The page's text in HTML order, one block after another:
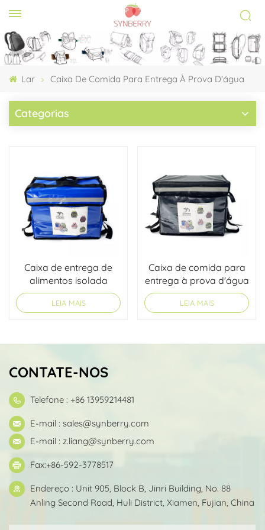
Lar Caixa De Comida Para Entrega À Prova D'água
Categorias
Caixa de entrega de
alimentos isolada
personalizada para
bicicletas
LEIA MAIS
Caixa de comida para
entrega à prova d'água
personalizada
LEIA MAIS
CONTATE-NOS
Telefone : +86 13959214481
E-mail : sales@synberry.com
E-mail : z.liang@synberry.com
Fax:+86-592-3778517
Endereço : Unit 905, Block B, Jinri Building, No. 88
Anling Second Road, Huli District, Xiamen, Fujian, China